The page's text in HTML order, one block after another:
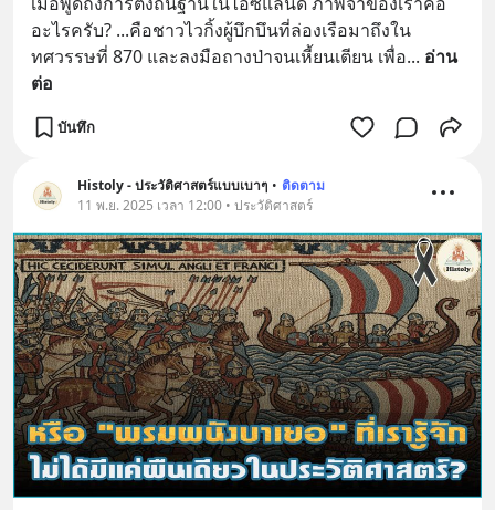
อะไรครับ? ...คือชาวไวกิ้งผู้บึกบึนที่ล่องเรือมาถึงใน
ทศวรรษที่ 870 และลงมือถางป่าจนเหี้ยนเตียน เพื่อ... อ่าน
ต่อ
บันทึก
Histoly - ประวัติศาสตร์แบบเบาๆ • ติดตาม
11 พ.ย. 2025 เวลา 12:00 • ประวัติศาสตร์